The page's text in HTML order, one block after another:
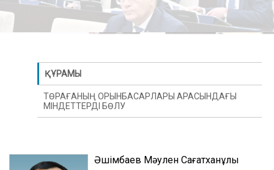
Әшімбаев Мәулен Сағатханұлы
ҚҰРАМЫ
ТӨРАҒАНЫҢ ОРЫНБАСАРЛАРЫ АРАСЫНДАҒЫ
МІНДЕТТЕРДІ БӨЛУ